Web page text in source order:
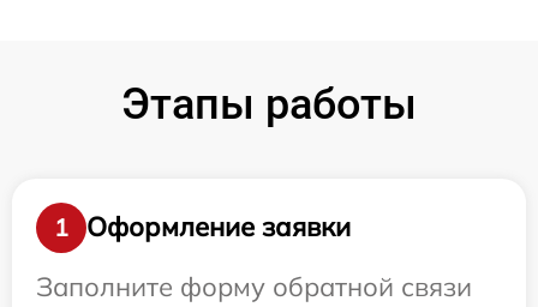
Этапы работы
1
Оформление заявки
Заполните форму обратной связи